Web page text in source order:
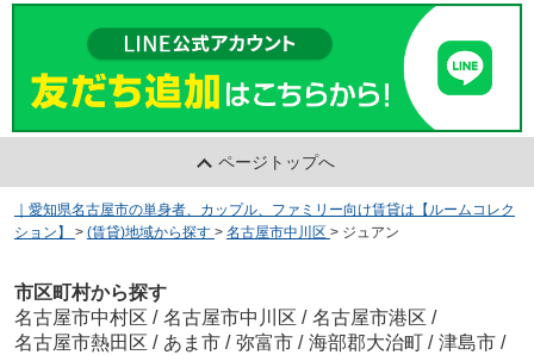
ページトップへ
｜愛知県名古屋市の単身者、カップル、ファミリー向け賃貸は【ルームコレク
ション】
> (賃貸)地域から探す > 名古屋市中川区 > ジュアン
市区町村から探す
名古屋市中村区 / 名古屋市中川区 / 名古屋市港区 /
名古屋市熱田区 / あま市 / 弥富市 / 海部郡大治町 / 津島市 /